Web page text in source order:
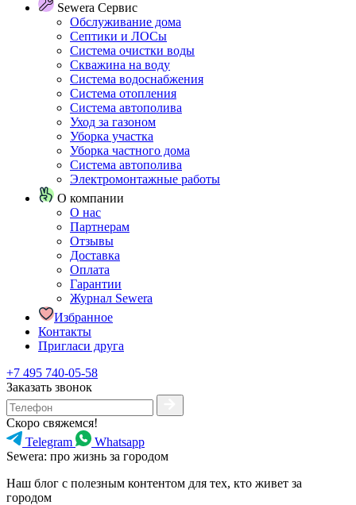
Sewera Сервис
Обслуживание дома
Септики и ЛОСы
Система очистки воды
Скважина на воду
Система водоснабжения
Система отопления
Система автополива
Уход за газоном
Уборка участка
Уборка частного дома
Система автополива
Электромонтажные работы
О компании
О нас
Партнерам
Отзывы
Доставка
Оплата
Гарантии
Журнал Sewera
Избранное
Контакты
Пригласи друга
+7 495 740-05-58
Заказать звонок
Скоро свяжемся!
Telegram
Whatsapp
Sewera: про жизнь за городом
Наш блог c полезным контентом для тех, кто живет за
городом